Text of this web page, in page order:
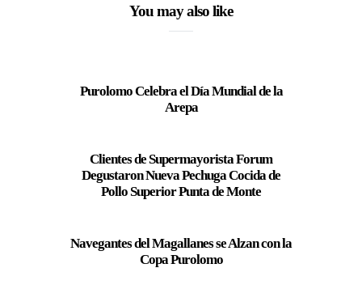
You may also like
Purolomo Celebra el Día Mundial de la
Arepa
Clientes de Supermayorista Forum
Degustaron Nueva Pechuga Cocida de
Pollo Superior Punta de Monte
Navegantes del Magallanes se Alzan con la
Copa Purolomo